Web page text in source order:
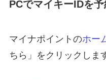
PCでマイキーIDを
マイナポイントのホー
ちら」をクリックしま